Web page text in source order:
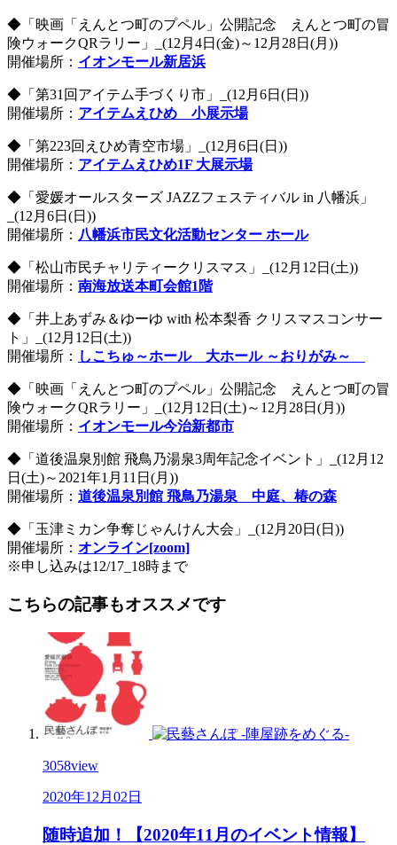
◆「映画「えんとつ町のプペル」公開記念 えんとつ町の冒
険ウォークQRラリー」_(12月4日(金)～12月28日(月))
開催場所： イオンモール新居浜
◆「第31回アイテム手づくり市」_(12月6日(日))
開催場所： アイテムえひめ 小展示場
◆「第223回えひめ青空市場」_(12月6日(日))
開催場所： アイテムえひめ1F 大展示場
◆「愛媛オールスターズ JAZZフェスティバル in 八幡浜」
_(12月6日(日))
開催場所： 八幡浜市民文化活動センター ホール
◆「松山市民チャリティークリスマス」_(12月12日(土))
開催場所： 南海放送本町会館1階
◆「井上あずみ＆ゆーゆ with 松本梨香 クリスマスコンサー
ト」_(12月12日(土))
開催場所： しこちゅ～ホール 大ホール ～おりがみ～
◆「映画「えんとつ町のプペル」公開記念 えんとつ町の冒
険ウォークQRラリー」_(12月12日(土)～12月28日(月))
開催場所： イオンモール今治新都市
◆「道後温泉別館 飛鳥乃湯泉3周年記念イベント」_(12月12
日(土)～2021年1月11日(月))
開催場所： 道後温泉別館 飛鳥乃湯泉 中庭、椿の森
◆「玉津ミカン争奪じゃんけん大会」_(12月20日(日))
開催場所： オンライン[zoom]
※申し込みは12/17_18時まで
こちらの記事もオススメです
3058view
2020年12月02日
随時追加！【2020年11月のイベント情報】